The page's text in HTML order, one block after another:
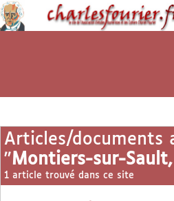
Articles/documents
"Montiers-sur-
1 article trouvé dans ce site